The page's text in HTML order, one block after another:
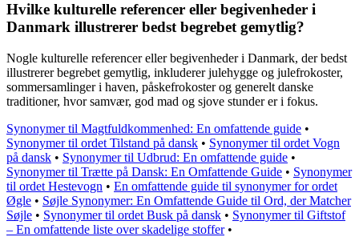
Hvilke kulturelle referencer eller begivenheder i
Danmark illustrerer bedst begrebet gemytlig?
Nogle kulturelle referencer eller begivenheder i Danmark, der bedst
illustrerer begrebet gemytlig, inkluderer julehygge og julefrokoster,
sommersamlinger i haven, påskefrokoster og generelt danske
traditioner, hvor samvær, god mad og sjove stunder er i fokus.
Synonymer til Magtfuldkommenhed: En omfattende guide •
Synonymer til ordet Tilstand på dansk • Synonymer til ordet Vogn
på dansk • Synonymer til Udbrud: En omfattende guide •
Synonymer til Trætte på Dansk: En Omfattende Guide • Synonymer
til ordet Hestevogn • En omfattende guide til synonymer for ordet
Øgle • Søjle Synonymer: En Omfattende Guide til Ord, der Matcher
Søjle • Synonymer til ordet Busk på dansk • Synonymer til Giftstof
– En omfattende liste over skadelige stoffer•